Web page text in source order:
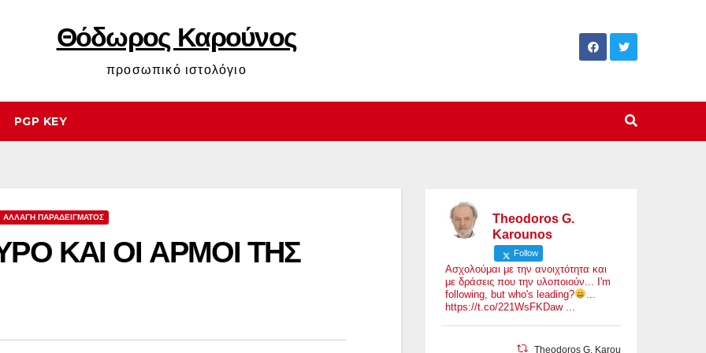
Θόδωρος Καρούνος
προσωπικό ιστολόγιο
PGP KEY
ΑΛΛΑΓΗ ΠΑΡΑΔΕΙΓΜΑΤΟΣ
ΚΑΙ ΟΙ ΑΡΜΟΙ ΤΗΣ
Theodoros G.
Karounos
Follow
Ασχολούμαι με την ανοιχτότητα και
με δράσεις που την υλοποιούν... I'm
following, but who's leading?
https://t.co/221WsFKDaw ...
Theodoros G. Karounos